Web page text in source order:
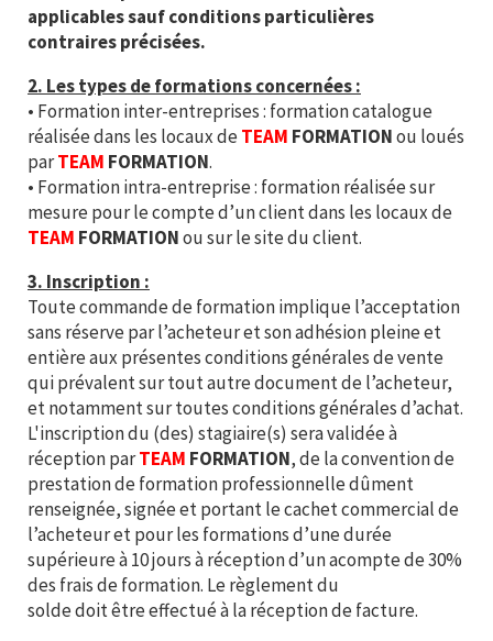
applicables sauf conditions particulières
contraires précisées.
2. Les types de formations concernées :
• Formation inter-entreprises : formation catalogue
réalisée dans les locaux deTEAM FORMATIONou loués
parTEAM FORMATION.
• Formation intra-entreprise : formation réalisée sur
mesure pour le compte d’un client dans les locaux de
TEAM FORMATIONou sur le site du client.
3. Inscription :
Toute commande de formation implique l’acceptation
sans réserve par l’acheteur et son adhésion pleine et
entière aux présentes conditions générales de vente
qui prévalent sur tout autre document de l’acheteur,
et notamment sur toutes conditions générales d’achat.
L'inscription du (des) stagiaire(s) sera validée à
réception parTEAM FORMATION, de la convention de
prestation de formation professionnelle dûment
renseignée, signée et portant le cachet commercial de
l’acheteur et pour les formations d’une durée
supérieure à 10 jours à réception d’un acompte de 30%
des frais de formation. Le règlement du
solde doit être effectué à la réception de facture.